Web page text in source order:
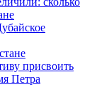
присвоить
Петра